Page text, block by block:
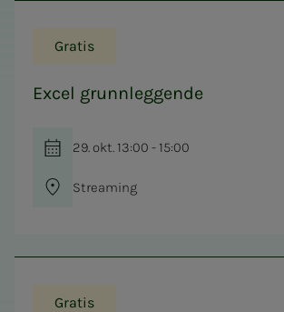
Gratis
Excel grunnleggende
29. okt. 13:00 - 15:00
Streaming
Gratis